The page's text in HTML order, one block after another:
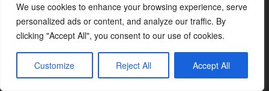
We use cookies to enhance your browsing experience, serve
personalized ads or content, and analyze our traffic. By
clicking "Accept All", you consent to our use of cookies.
Customize Reject All Accept All
grandote campeon Dirksod
Dwarfhater 1987 Kev Adams
0510-16 (dp 74724-18) Orco
Bonedancer 1987 Kev
Adams